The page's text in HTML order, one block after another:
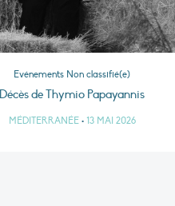
Evénements Non classifié(e)
Décès de Thymio Papayannis
MÉDITERRANÉE • 13 MAI 2026